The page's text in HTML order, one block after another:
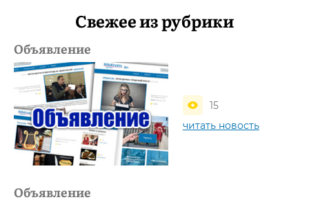
Свежее из рубрики
Объявление
15
читать новость
Объявление